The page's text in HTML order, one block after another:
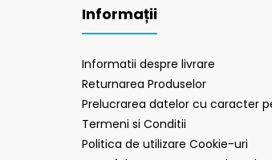
Informații
Informatii despre livrare
Returnarea Produselor
Prelucrarea datelor cu caracter
Termeni si Conditii
Politica de utilizare Cookie-uri